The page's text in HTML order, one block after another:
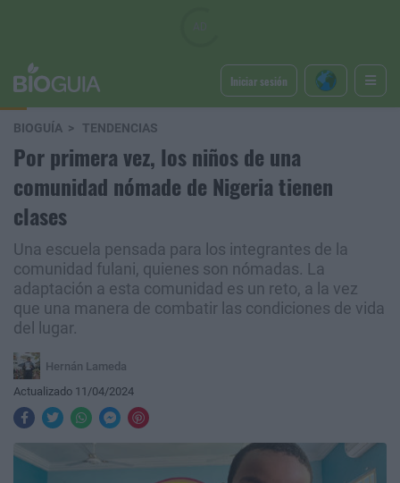
Iniciar sesión
BIOGUÍA TENDENCIAS
Por primera vez, los niños de una
comunidad nómade de Nigeria tienen
clases
Una escuela pensada para los integrantes de la
comunidad fulani, quienes son nómadas. La
adaptación a esta comunidad es un reto, a la vez
que una manera de combatir las condiciones de vida
del lugar.
Hernán Lameda
Actualizado 11/04/2024